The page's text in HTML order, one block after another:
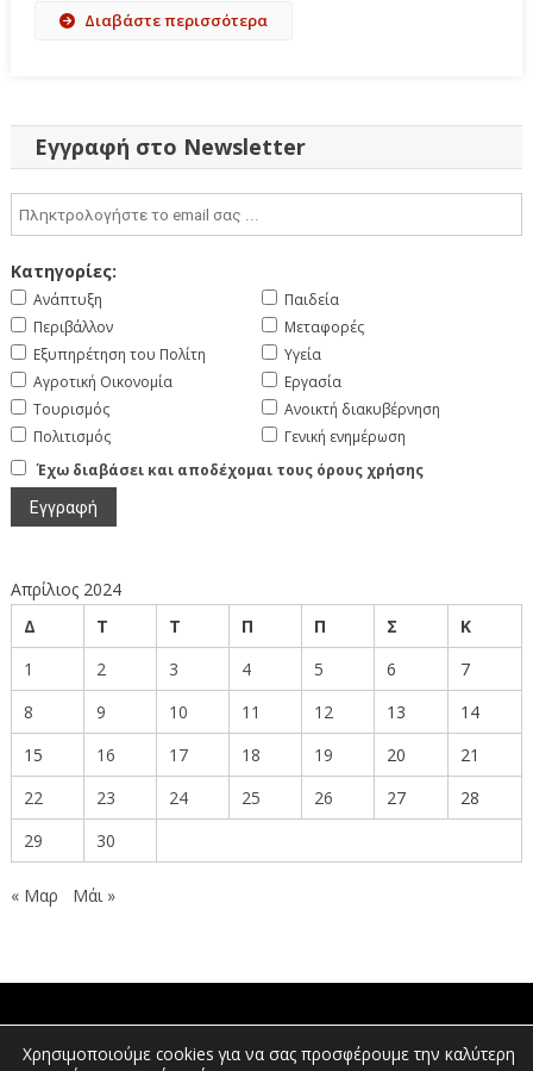
Διαβάστε περισσότερα
Εγγραφή στο Newsletter
Κατηγορίες:
Ανάπτυξη
Περιβάλλον
Εξυπηρέτηση του Πολίτη
Αγροτική Οικονομία
Τουρισμός
Πολιτισμός
Παιδεία
Μεταφορές
Υγεία
Εργασία
Ανοικτή διακυβέρνηση
Γενική ενημέρωση
Έχω διαβάσει και αποδέχομαι τους όρους χρήσης
Απρίλιος 2024
Δ
Τ Τ Π Π Σ
Κ
1
2 3 4 5 6
7
8
9 10 11 12 13
14
15
16 17 18 19 20
21
22
23 24 25 26 27
28
29
30
« Μαρ Μάι »
ΠΟΛΙΤΕΣ
Χρησιμοποιούμε cookies για να σας προσφέρουμε την καλύτερη